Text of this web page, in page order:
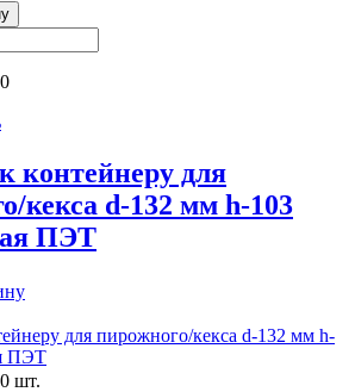
для
кекса d-132 мм h-103
ПЭТ
для пирожного/кекса d-132 мм h-
ПЭТ
шт.